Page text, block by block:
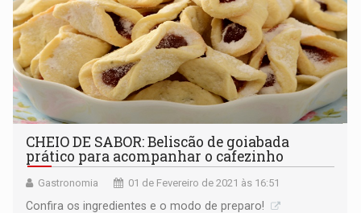
CHEIO DE SABOR: Beliscão de goiabada
prático para acompanhar o cafezinho
Gastronomia 01 de Fevereiro de 2021 às 16:51
Confira os ingredientes e o modo de preparo!